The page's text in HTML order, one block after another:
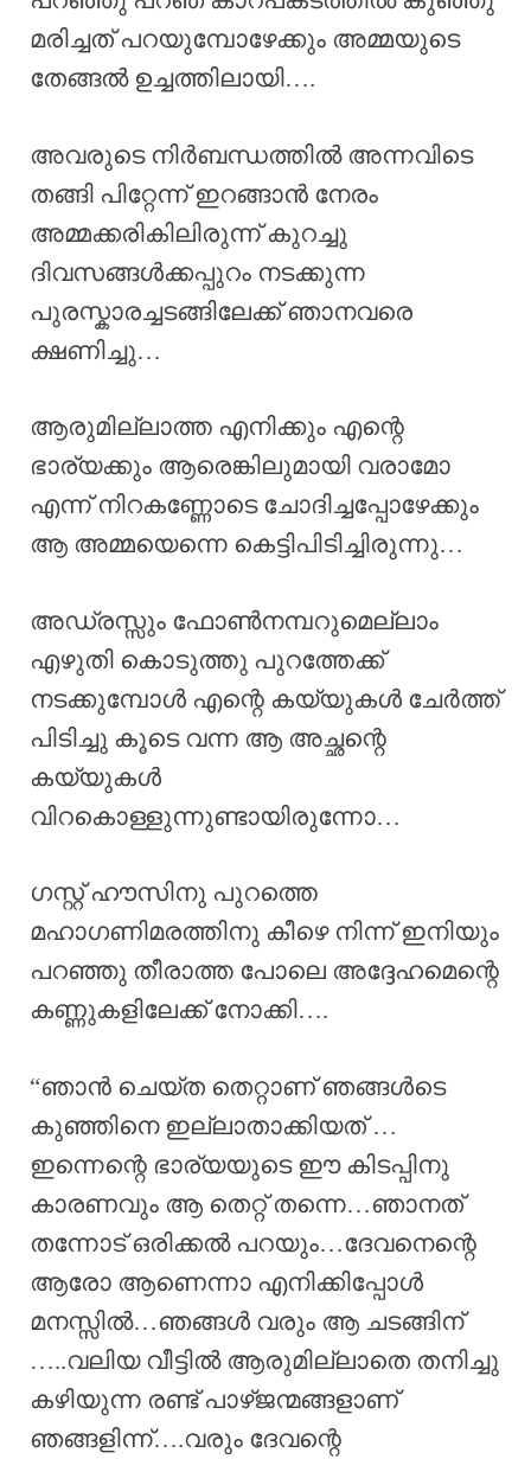
മരിച്ചത് പറയുമ്പോഴേക്കും അമ്മയുടെ
തേങ്ങൽ ഉച്ചത്തിലായി….
അവരുടെ നിർബന്ധത്തിൽ അന്നവിടെ
തങ്ങി പിറ്റേന്ന് ഇറങ്ങാൻ നേരം
അമ്മക്കരികിലിരുന്ന് കുറച്ചു
ദിവസങ്ങൾക്കപ്പുറം നടക്കുന്ന
പുരസ്കാരച്ചടങ്ങിലേക്ക് ഞാനവരെ
ക്ഷണിച്ചു…
ആരുമില്ലാത്ത എനിക്കും എന്റെ
ഭാര്യക്കും ആരെങ്കിലുമായി വരാമോ
എന്ന് നിറകണ്ണോടെ ചോദിച്ചപ്പോഴേക്കും
ആ അമ്മയെന്നെ കെട്ടിപിടിച്ചിരുന്നു…
അഡ്രസ്സും ഫോൺനമ്പറുമെല്ലാം
എഴുതി കൊടുത്തു പുറത്തേക്ക്
നടക്കുമ്പോൾ എന്റെ കയ്യുകൾ ചേർത്ത്
പിടിച്ചു കൂടെ വന്ന ആ അച്ഛന്റെ
കയ്യുകൾ
വിറകൊള്ളുന്നുണ്ടായിരുന്നോ…
ഗസ്റ്റ് ഹൗസിനു പുറത്തെ
മഹാഗണിമരത്തിനു കീഴെ നിന്ന് ഇനിയും
പറഞ്ഞു തീരാത്ത പോലെ അദ്ദേഹമെന്റെ
കണ്ണുകളിലേക്ക് നോക്കി….
“ഞാൻ ചെയ്ത തെറ്റാണ് ഞങ്ങൾടെ
കുഞ്ഞിനെ ഇല്ലാതാക്കിയത് …
ഇന്നെന്റെ ഭാര്യയുടെ ഈ കിടപ്പിനു
കാരണവും ആ തെറ്റ് തന്നെ…ഞാനത്
തന്നോട് ഒരിക്കൽ പറയും…ദേവനെന്റെ
ആരോ ആണെന്നാ എനിക്കിപ്പോൾ
മനസ്സിൽ…ഞങ്ങൾ വരും ആ ചടങ്ങിന്
…..വലിയ വീട്ടിൽ ആരുമില്ലാതെ തനിച്ചു
കഴിയുന്ന രണ്ട് പാഴ്ജന്മങ്ങളാണ്
ഞങ്ങളിന്ന്….വരും ദേവന്റെ